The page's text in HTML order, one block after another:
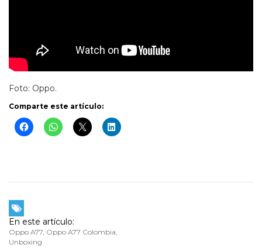
Foto: Oppo.
Comparte este artículo:
En este artículo:
Oppo A77, Oppo A77 Colombia,
Unboxing